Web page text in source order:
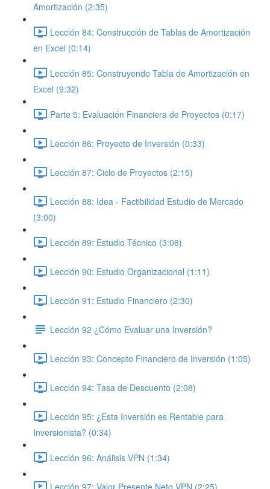
Amortización (2:35)
Lección 84: Construcción de Tablas de Amortización
en Excel (0:14)
Lección 85: Construyendo Tabla de Amortización en
Excel (9:32)
Parte 5: Evaluación Financiera de Proyectos (0:17)
Lección 86: Proyecto de Inversión (0:33)
Lección 87: Ciclo de Proyectos (2:15)
Lección 88: Idea - Factibilidad Estudio de Mercado
(3:00)
Lección 89: Estudio Técnico (3:08)
Lección 90: Estudio Organizacional (1:11)
Lección 91: Estudio Financiero (2:30)
Lección 92 ¿Cómo Evaluar una Inversión?
Lección 93: Concepto Financiero de Inversión (1:05)
Lección 94: Tasa de Descuento (2:08)
Lección 95: ¿Esta Inversión es Rentable para
Inversionista? (0:34)
Lección 96: Análisis VPN (1:34)
Lección 97: Valor Presente Neto VPN (2:25)